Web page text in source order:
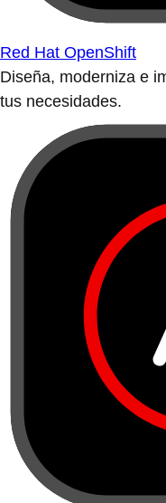
Red Hat OpenShift
Diseña, moderniza e
tus necesidades.